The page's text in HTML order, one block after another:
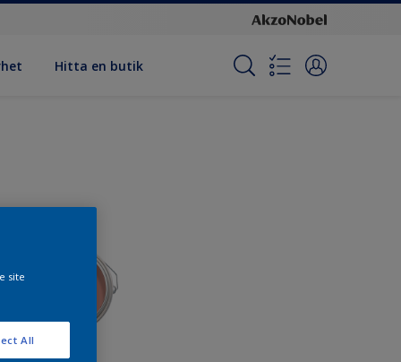
Hitta en butik
site
All